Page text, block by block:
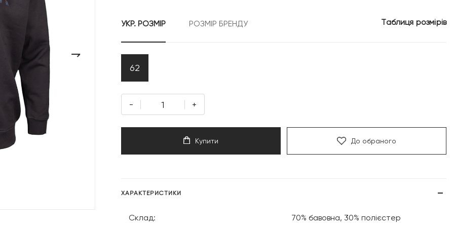
УКР. РОЗМІР РОЗМІР БРЕНДУ Таблиця розмірів
62
- +
Купити До обраного
ХАРАКТЕРИСТИКИ
Склад: 70% бавовна, 30% полієстер